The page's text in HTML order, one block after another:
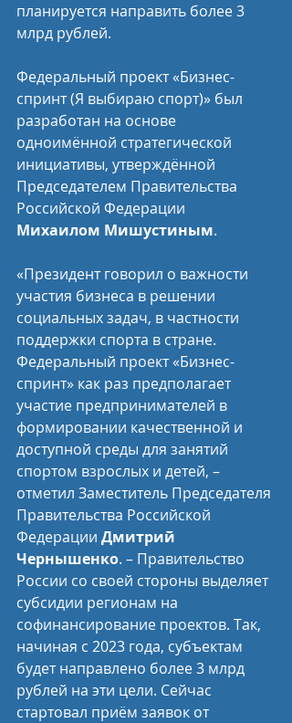
планируется направить более 3
млрд рублей.
Федеральный проект «Бизнес-
спринт (Я выбираю спорт)» был
разработан на основе
одноимённой стратегической
инициативы, утверждённой
Председателем Правительства
Российской Федерации
Михаилом Мишустиным.
«Президент говорил о важности
участия бизнеса в решении
социальных задач, в частности
поддержки спорта в стране.
Федеральный проект «Бизнес-
спринт» как раз предполагает
участие предпринимателей в
формировании качественной и
доступной среды для занятий
спортом взрослых и детей, –
отметил Заместитель Председателя
Правительства Российской
Федерации Дмитрий
Чернышенко. – Правительство
России со своей стороны выделяет
субсидии регионам на
софинансирование проектов. Так,
начиная с 2023 года, субъектам
будет направлено более 3 млрд
рублей на эти цели. Сейчас
стартовал приём заявок от